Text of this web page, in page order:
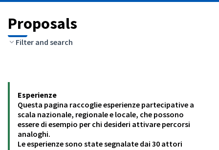
Proposals
Filter and search
Esperienze
Questa pagina raccoglie esperienze partecipative a
scala nazionale, regionale e locale, che possono
essere di esempio per chi desideri attivare percorsi
analoghi.
Le esperienze sono state segnalate dai 30 attori